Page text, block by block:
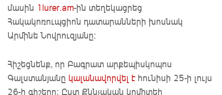
մասին 1lurer.am-ին տեղեկացրեց
Հակակոռուպցիոն դատարանների խոսնակ
Արմինե Նովրուզյանը:
Հիշեցնենք, որ Բագրատ արքեպիսկոպոս
Գալստանյանը կալանավորվել է հունիսի 25-ի լույս
26-ի գիշերը: Ըստ Քննչական կոմիտեի